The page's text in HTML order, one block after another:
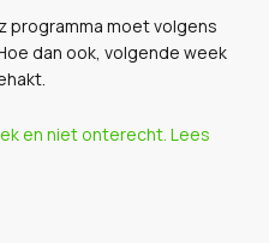
programma moet volgens
dan ook, volgende week
en niet onterecht. Lees